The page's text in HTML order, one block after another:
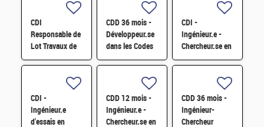
CDI
Responsable de
Lot Travaux de
Démantèlement
CDD 36 mois -
Développeur.se
dans les Codes
de Traitement
Nucléaires et
Monte-Carlo H/F
CDI -
Ingénieur.e -
Chercheur.se en
caractérisation
atomique
tomographique
H/F
CDI -
Ingénieur.e
d'essais en
CDD 12 mois -
Ingénieur.e -
Chercheur.se en
CDD 36 mois -
Ingénieur-
Chercheur